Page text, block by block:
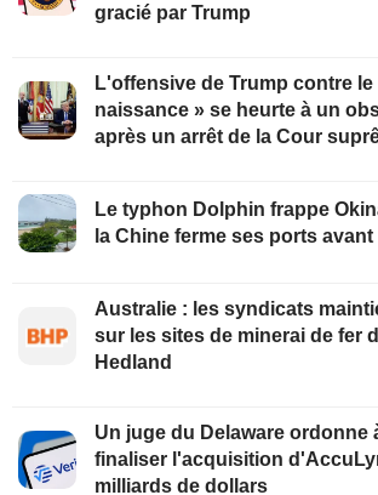
gracié par Trump
L'offensive de Trump contre
naissance » se heurte à un
après un arrêt de la Cour
Le typhon Dolphin frappe
la Chine ferme ses ports
Australie : les syndicats
sur les sites de minerai de fer
Hedland
Un juge du Delaware ordonne
finaliser l'acquisition
milliards de dollars